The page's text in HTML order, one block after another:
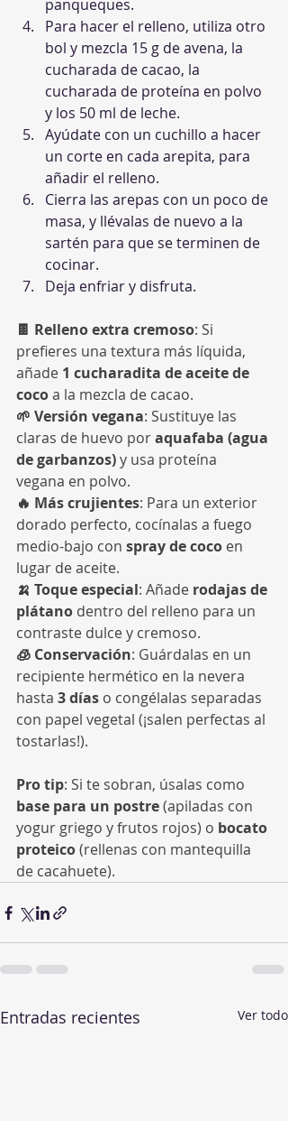
panqueques.
Para hacer el relleno, utiliza otro
bol y mezcla 15 g de avena, la
cucharada de cacao, la
cucharada de proteína en polvo
y los 50 ml de leche.
Ayúdate con un cuchillo a hacer
un corte en cada arepita, para
añadir el relleno.
Cierra las arepas con un poco de
masa, y llévalas de nuevo a la
sartén para que se terminen de
cocinar.
Deja enfriar y disfruta.
🍫 Relleno extra cremoso: Si
prefieres una textura más líquida,
añade 1 cucharadita de aceite de
coco a la mezcla de cacao.
🌱 Versión vegana: Sustituye las
claras de huevo por aquafaba (agua
de garbanzos) y usa proteína
vegana en polvo.
🔥 Más crujientes: Para un exterior
dorado perfecto, cocínalas a fuego
medio-bajo con spray de coco en
lugar de aceite.
🍌 Toque especial: Añade rodajas de
plátano dentro del relleno para un
contraste dulce y cremoso.
🧊 Conservación: Guárdalas en un
recipiente hermético en la nevera
hasta 3 días o congélalas separadas
con papel vegetal (¡salen perfectas al
tostarlas!).
Pro tip: Si te sobran, úsalas como
base para un postre (apiladas con
yogur griego y frutos rojos) o bocato
proteico (rellenas con mantequilla
de cacahuete).
Entradas recientes Ver todo